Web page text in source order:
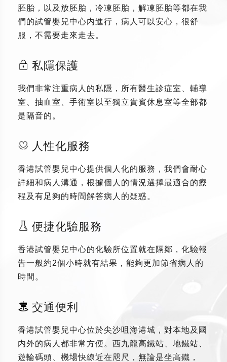
胚胎，以及放胚胎，冷凍胚胎，解凍胚胎等都在我
們的試管嬰兒中心内進行，病人可以安心，很舒
服，不需要走來走去。
私隱保護
我們非常注重病人的私隱，所有醫生診症室、輔導
室、抽血室、手術室以至獨立貴賓休息室等全部都
是隔音的。
人性化服務
香港試管嬰兒中心提供個人化的服務，我們會耐心
詳細和病人溝通，根據個人的情況選擇最適合的療
程及有足夠的時間解答病人的疑惑。
便捷化驗服務
香港試管嬰兒中心的化驗所位置就在隔鄰，化驗報
告一般約2個小時就有結果，能夠更加節省病人的
時間。
交通便利
香港試管嬰兒中心位於尖沙咀海港城，對本地及國
内外的病人都非常方便。西九龍高鐵站、地鐵站、
遊輪碼頭、機場快線近在咫尺，無論是坐高鐵，